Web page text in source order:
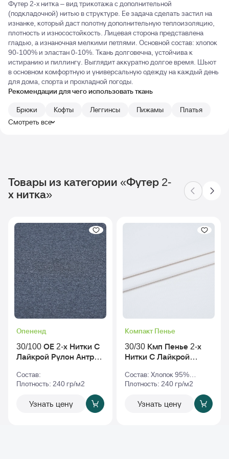
Футер 2-х нитка – вид трикотажа с дополнительной
(подкладочной) нитью в структуре. Ее задача сделать застил на
изнанке, который даст полотну дополнительную теплоизоляцию,
плотность и износостойкость. Лицевая сторона представлена
гладью, а изнаночная мелкими петлями. Основной состав: хлопок
90-100% и эластан 0-10%. Ткань долговечна, устойчива к
истиранию и пиллингу. Выглядит аккуратно долгое время. Шьют
в основном комфортную и универсальную одежду на каждый день
для дома, спорта и прохладной погоды.
Рекомендации для чего использовать ткань
Брюки
Кофты Леггинсы Пижамы
Платья
Смотреть все
Товары из категории «Футер 2-
х нитка»
Опененд
30/100 ОЕ 2-х Нитки С
Лайкрой Рулон Антра-
Состав:
Плотность: 240 гр/м2
Узнать цену
Компакт Пенье
30/30 Кмп Пенье 2-х
Нитки С Лайкрой
11-4801
Состав: Хлопок 95%
Эластан 5%
Плотность: 240 гр/м2
Узнать цену